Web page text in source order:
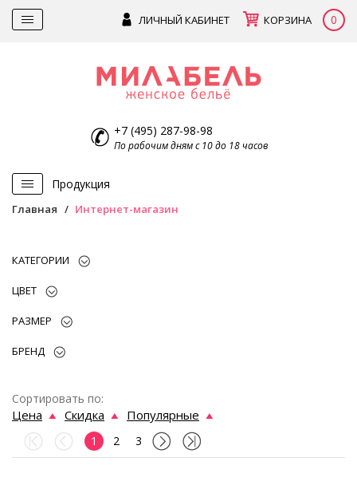
ЛИЧНЫЙ КАБИНЕТ КОРЗИНА 0
+7 (495) 287-98-98
По рабочим дням с 10 до 18 часов
Продукция
Главная Интернет-магазин
КАТЕГОРИИ
ЦВЕТ
РАЗМЕР
БРЕНД
Сортировать по:
Цена Скидка Популярные
1 2 3